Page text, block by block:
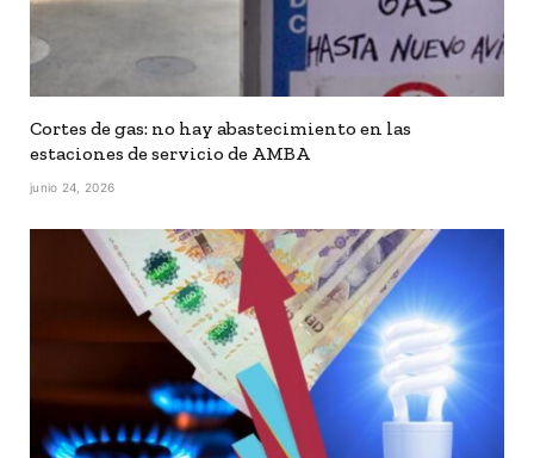
Cortes de gas: no hay abastecimiento en las
estaciones de servicio de AMBA
junio 24, 2026